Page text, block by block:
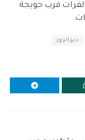
قرب حويجة
ديرالزور